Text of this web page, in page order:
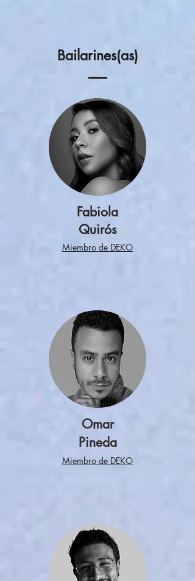
Bailarines(as)
Fabiola
Quirós
Miembro de DEKO
Omar
Pineda
Miembro de DEKO